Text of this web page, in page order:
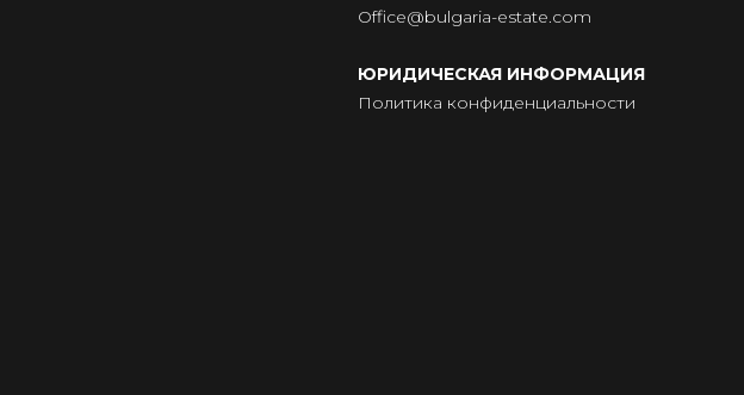
Office@bulgaria-estate.com
ЮРИДИЧЕСКАЯ ИНФОРМАЦИЯ
Политика конфиденциальности